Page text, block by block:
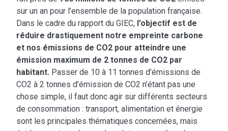
sur un an pour l’ensemble de la population française.
Dans le cadre du rapport du GIEC, l’objectif est de
réduire drastiquement notre empreinte carbone
et nos émissions de CO2 pour atteindre une
émission maximum de 2 tonnes de CO2 par
habitant. Passer de 10 à 11 tonnes d’émissions de
CO2 à 2 tonnes d’émission de CO2 n’étant pas une
chose simple, il faut donc agir sur différents secteurs
de consommation : transport, alimentation et énergie
sont les principales thématiques concernées, mais